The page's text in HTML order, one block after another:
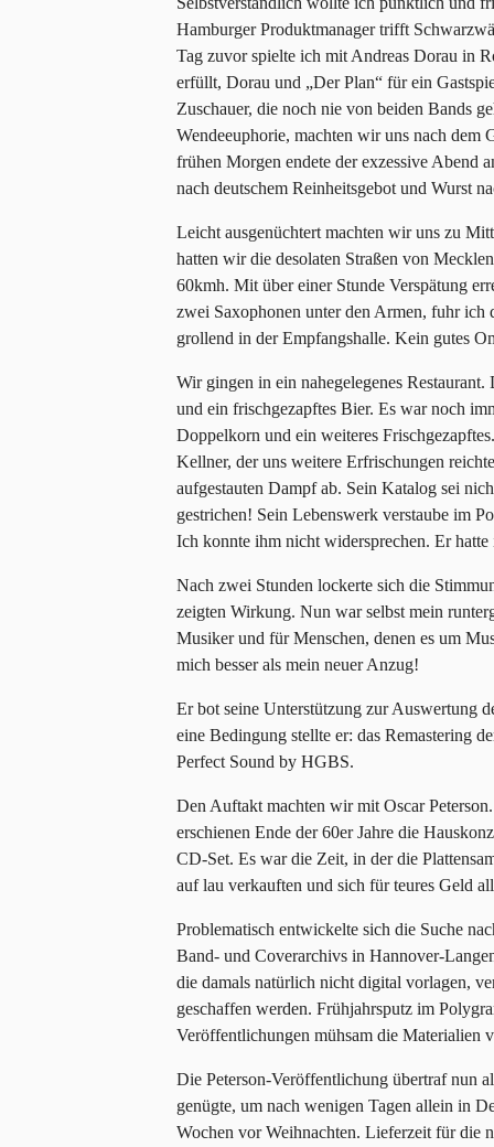
Hamburger Produktmanager trifft
Tag zuvor spielte ich mit Andreas Dorau in
erfüllt, Dorau und „Der Plan“ für ein
Zuschauer, die noch nie von beiden Bands
Wendeeuphorie, machten wir uns nach dem
frühen Morgen endete der exzessive Abend
nach deutschem Reinheitsgebot und Wurst
Leicht ausgenüchtert machten wir uns zu
hatten wir die desolaten Straßen von
60kmh. Mit über einer Stunde Verspätung
zwei Saxophonen unter den Armen, fuhr
grollend in der Empfangshalle. Kein gutes
Wir gingen in ein nahegelegenes
und ein frischgezapftes Bier. Es war noch
Doppelkorn und ein weiteres
Kellner, der uns weitere Erfrischungen
aufgestauten Dampf ab. Sein Katalog sei
gestrichen! Sein Lebenswerk verstaube im
Ich konnte ihm nicht widersprechen. Er
Nach zwei Stunden lockerte sich die
zeigten Wirkung. Nun war selbst mein
Musiker und für Menschen, denen es um
mich besser als mein neuer Anzug!
Er bot seine Unterstützung zur Auswertung
eine Bedingung stellte er: das Remastering
Perfect Sound by HGBS.
Den Auftakt machten wir mit Oscar
erschienen Ende der 60er Jahre die
CD-Set. Es war die Zeit, in der die
auf lau verkauften und sich für teures Geld
Problematisch entwickelte sich die Suche
Band- und Coverarchivs in Hannover-
die damals natürlich nicht digital vorlagen,
geschaffen werden. Frühjahrsputz im
Veröffentlichungen mühsam die Materialien
Die Peterson-Veröffentlichung übertraf nun
genügte, um nach wenigen Tagen allein in
Wochen vor Weihnachten. Lieferzeit für die